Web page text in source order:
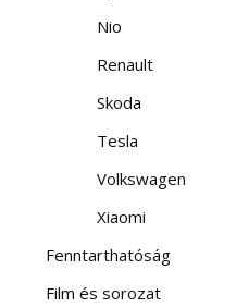
Nio
Renault
Skoda
Tesla
Volkswagen
Xiaomi
Fenntarthatóság
Film és sorozat